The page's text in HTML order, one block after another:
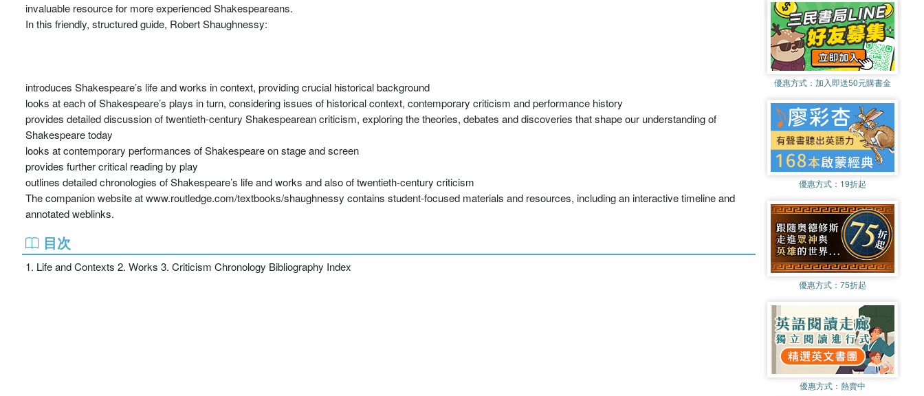
invaluable resource for more experienced Shakespeareans.
In this friendly, structured guide, Robert Shaughnessy:
introduces Shakespeare’s life and works in context, providing crucial historical background
looks at each of Shakespeare’s plays in turn, considering issues of historical context, contemporary criticism and performance history
provides detailed discussion of twentieth-century Shakespearean criticism, exploring the theories, debates and discoveries that shape our understanding of
Shakespeare today
looks at contemporary performances of Shakespeare on stage and screen
provides further critical reading by play
outlines detailed chronologies of Shakespeare’s life and works and also of twentieth-century criticism
The companion website at www.routledge.com/textbooks/shaughnessy contains student-focused materials and resources, including an interactive timeline and
annotated weblinks.
目次
1. Life and Contexts 2. Works 3. Criticism Chronology Bibliography Index
優惠方式： 加入即送50元購書金
優惠方式： 19折起
優惠方式： 75折起
優惠方式： 熱賣中